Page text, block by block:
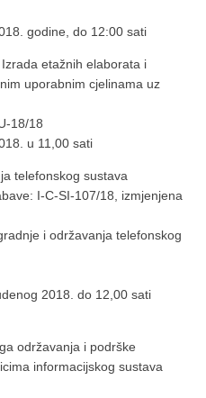
godine, do 12:00 sati
etažnih elaborata i
uporabnim cjelinama uz
18/18
u 11,00 sati
telefonskog sustava
I-C-SI-107/18, izmjenjena
i održavanja telefonskog
2018. do 12,00 sati
održavanja i podrške
informacijskog sustava